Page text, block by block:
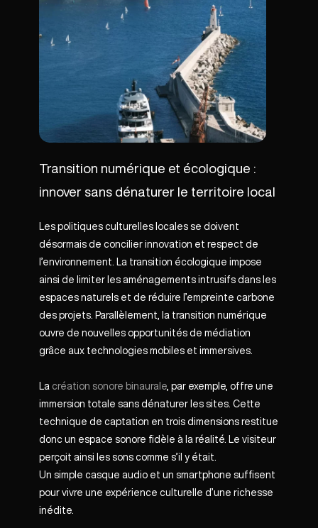
Transition numérique et écologique :
innover sans dénaturer le territoire local
Les politiques culturelles locales se doivent
désormais de concilier innovation et respect de
l’environnement. La transition écologique impose
ainsi de limiter les aménagements intrusifs dans les
espaces naturels et de réduire l’empreinte carbone
des projets. Parallèlement, la transition numérique
ouvre de nouvelles opportunités de médiation
grâce aux technologies mobiles et immersives.
La création sonore binaurale, par exemple, offre une
immersion totale sans dénaturer les sites. Cette
technique de captation en trois dimensions restitue
donc un espace sonore fidèle à la réalité. Le visiteur
perçoit ainsi les sons comme s’il y était.
Un simple casque audio et un smartphone suffisent
pour vivre une expérience culturelle d’une richesse
inédite.